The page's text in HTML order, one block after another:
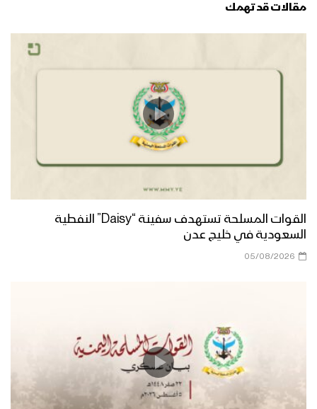
مقالات قد تهمك
القوات المسلحة تستهدف سفينة “Daisy” النفطية
السعودية في خليج عدن
05/08/2026